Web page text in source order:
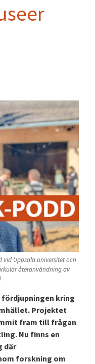
vid Uppsala universitet och
återanvändning av
kring
Projektet
fram till frågan
Nu finns en
där
forskning om